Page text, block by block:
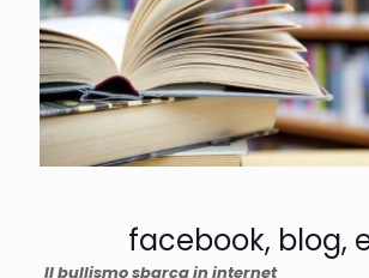
facebook, blog,
Il bullismo sbarca in internet